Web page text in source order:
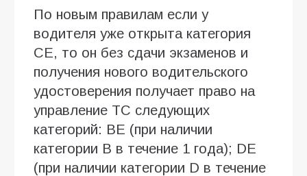
По новым правилам если у
водителя уже открыта категория
CE, то он без сдачи экзаменов и
получения нового водительского
удостоверения получает право на
управление ТС следующих
категорий: BE (при наличии
категории В в течение 1 года); DE
(при наличии категории D в течение